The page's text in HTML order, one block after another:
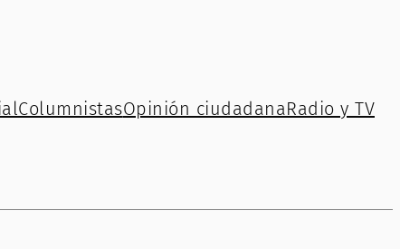
ColumnistasOpinión ciudadanaRadio y TV